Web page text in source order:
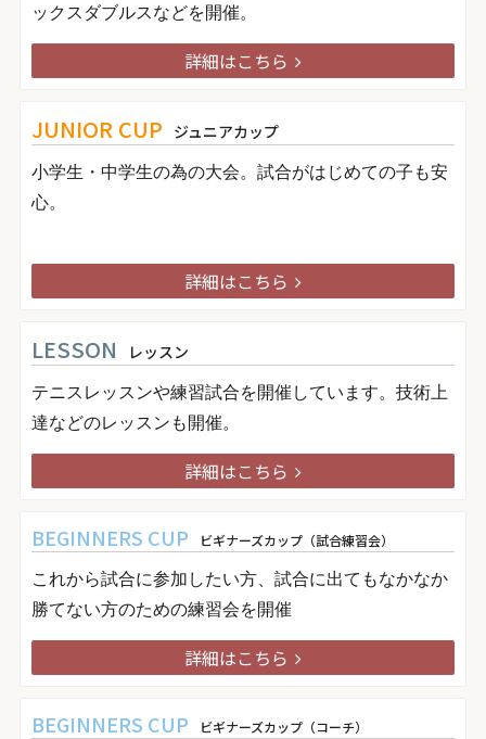
ックスダブルスなどを開催。
詳細はこちら
JUNIOR CUP ジュニアカップ
小学生・中学生の為の大会。試合がはじめての子も安
心。
詳細はこちら
LESSON
レッスン
テニスレッスンや練習試合を開催しています。技術上
達などのレッスンも開催。
詳細はこちら
BEGINNERS CUP ビギナーズカップ（試合練習会）
これから試合に参加したい方、試合に出てもなかなか
勝てない方のための練習会を開催
詳細はこちら
BEGINNERS CUP ビギナーズカップ（コーチ）